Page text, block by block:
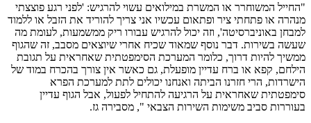
"החייל המשוחרר או המשרת במילואים עשוי להרגיש: 'לפני רגע פוצצתי
מנהרה או פתחתי ציר ופתאום עכשיו אני צריך להוריד את הזבל או ללמוד
למבחן באוניברסיטה', וזה יכול להרגיש עבורו ריק ממשמעות, לעומת מה
שעשה בשירות. דבר נוסף שמאוד שכיח אחרי שיוצאים מסבב, זה שהגוף
ממשיך להיות דרוך, כלומר המערכת הסימפטתית שאחראית על תגובת
הילחם, קפא או ברח עדיין מופעלת, גם כאשר אין צורך בהכרח במוד של
הישרדות, הרי חזרנו הביתה ואנחנו יכולים לתת למערכת הפרא
סימפטתית שאחראית על הרגיעה להתחיל לפעול, אבל הגוף עדיין
בעוררות סביב משימות השירות הצבאי ", מסבירה גז.